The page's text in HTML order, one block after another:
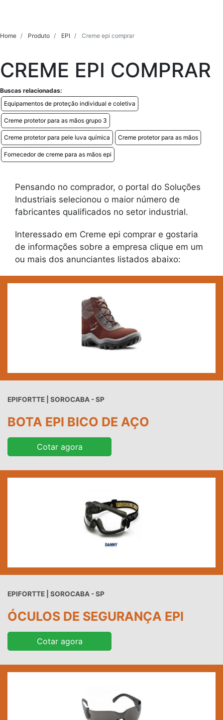
Home Produto EPI Creme epi comprar
CREME EPI COMPRAR
Buscas relacionadas:
Equipamentos de proteção individual e coletiva
Creme protetor para as mãos grupo 3
Creme protetor para pele luva química Creme protetor para as mãos
Fornecedor de creme para as mãos epi
Pensando no comprador, o portal do Soluções
Industriais selecionou o maior número de
fabricantes qualificados no setor industrial.
Interessado em Creme epi comprar e gostaria
de informações sobre a empresa clique em um
ou mais dos anunciantes listados abaixo:
EPIFORTTE | SOROCABA - SP
BOTA EPI BICO DE AÇO
Cotar agora
EPIFORTTE | SOROCABA - SP
ÓCULOS DE SEGURANÇA EPI
Cotar agora